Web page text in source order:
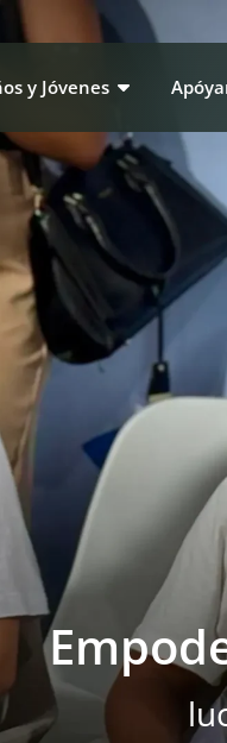
y Jóvenes
para la
para